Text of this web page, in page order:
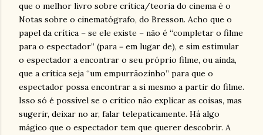
que o melhor livro sobre crítica/teoria do cinema é o
Notas sobre o cinematógrafo, do Bresson. Acho que o
papel da crítica – se ele existe – não é “completar o filme
para o espectador” (para = em lugar de), e sim estimular
o espectador a encontrar o seu próprio filme, ou ainda,
que a crítica seja “um empurrãozinho” para que o
espectador possa encontrar a si mesmo a partir do filme.
Isso só é possível se o crítico não explicar as coisas, mas
sugerir, deixar no ar, falar telepaticamente. Há algo
mágico que o espectador tem que querer descobrir. A